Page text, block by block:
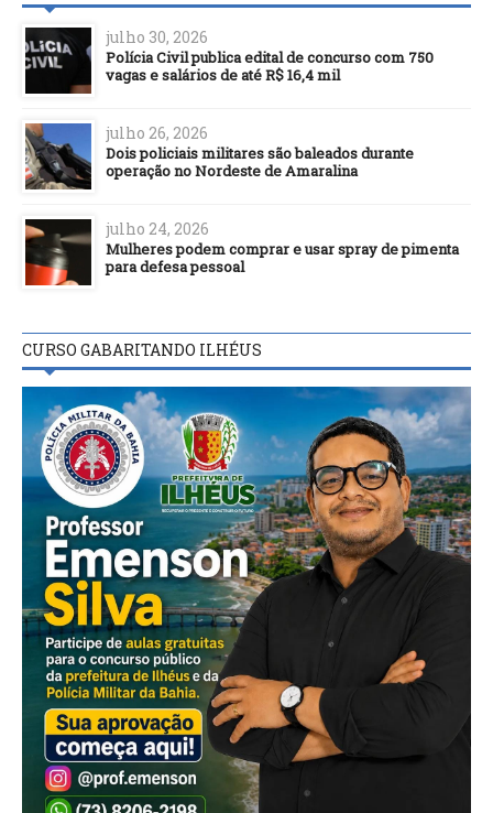
julho 30, 2026
Polícia Civil publica edital de concurso com 750
vagas e salários de até R$ 16,4 mil
julho 26, 2026
Dois policiais militares são baleados durante
operação no Nordeste de Amaralina
julho 24, 2026
Mulheres podem comprar e usar spray de pimenta
para defesa pessoal
CURSO GABARITANDO ILHÉUS